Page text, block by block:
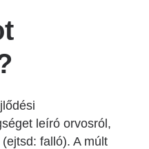
leíró orvosról,
falló). A múlt